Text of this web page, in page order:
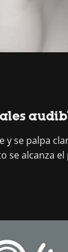
y se palpa
se alcanza